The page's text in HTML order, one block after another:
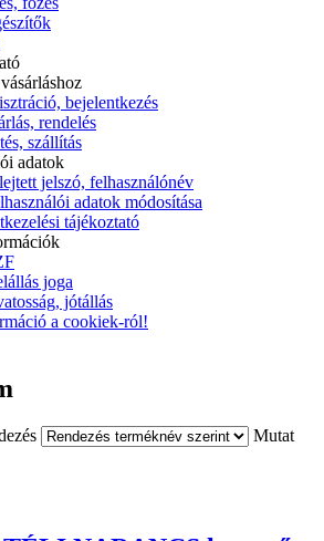
bejelentkezés
rendelés
szállítás
adatok
jelszó, felhasználónév
adatok módosítása
tájékoztató
joga
jótállás
a cookiek-ról!
Mutat